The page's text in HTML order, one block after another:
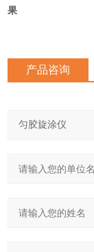
果
产品咨询